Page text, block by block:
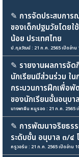
✎ การจัดประสบกา
ของเด็กปฐมวัยโดยใ
น้อย ประเทศไทย
ป.กุลวัฒน์ : 21 ก.ค. 2565 เปิดอ่าน
✎ รายงานผลการจัด
นักเรียนมีส่วนร่วม ใ
กระบวนการฝึกเพื่อ
ของนักเรียนชั้นอนุบา
นางพาฝัน หนูรอด : 21 ก.ค. 2565
✎ การพัฒนาจริยธร
ระดับชั้น อนุบาล ๓/๔
ครูวอร์ม : 21 ก.ค. 2565 เปิดอ่าน